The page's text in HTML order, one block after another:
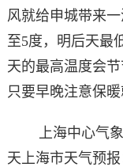
风就给申城带来
至5度，明后天最
天的最高温度会节
只要早晚注意保暖
上海中心气象
天上海市天气预